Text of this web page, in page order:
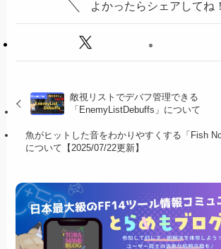
よかったらシェアしてね！
敵視リストでデバフ管理できる
「EnemyListDebuffs」について
魚がヒットした音をわかりやすくする「Fish
について【2025/07/22更新】